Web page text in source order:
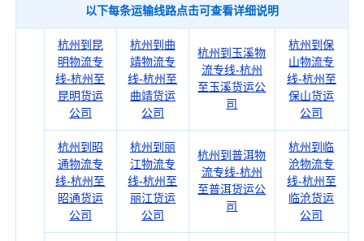
以下每条运输线路点击可查看详细说明
杭州到昆
明物流专
线-杭州至
昆明货运
公司
杭州到曲
靖物流专
线-杭州至
曲靖货运
公司
杭州到玉溪物
流专线-杭州
至玉溪货运公
司
杭州到保
山物流专
线-杭州至
保山货运
公司
杭州到昭
通物流专
线-杭州至
昭通货运
公司
杭州到丽
江物流专
线-杭州至
丽江货运
公司
杭州到普洱物
流专线-杭州
至普洱货运公
司
杭州到临
沧物流专
线-杭州至
临沧货运
公司